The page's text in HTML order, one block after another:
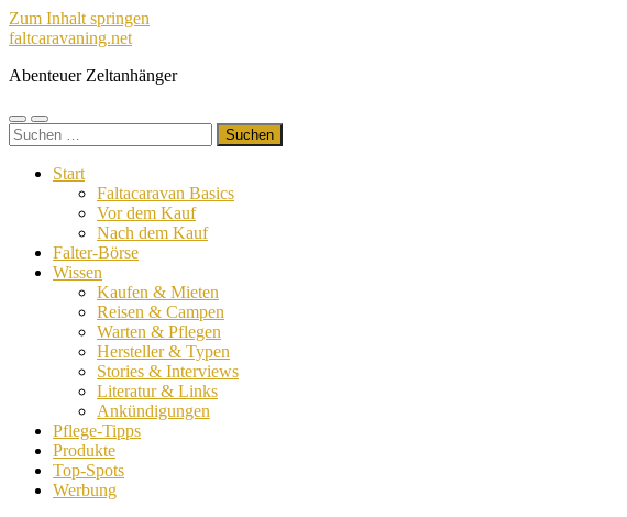
Zum Inhalt springen
faltcaravaning.net
Abenteuer Zeltanhänger
Mobile-
Menü
Suchfeld
ein-/ausblenden
Suchen
nach:
Start
Faltacaravan Basics
Vor dem Kauf
Nach dem Kauf
Falter-Börse
Wissen
Kaufen & Mieten
Reisen & Campen
Warten & Pflegen
Hersteller & Typen
Stories & Interviews
Literatur & Links
Ankündigungen
Pflege-Tipps
Produkte
Top-Spots
Werbung